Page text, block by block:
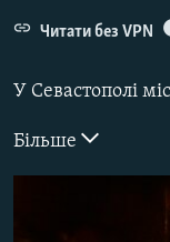
ВСЕ ЗА ДЕНЬ
УКРАЇНСЬКА
Русский
Більше
Читати без VPN